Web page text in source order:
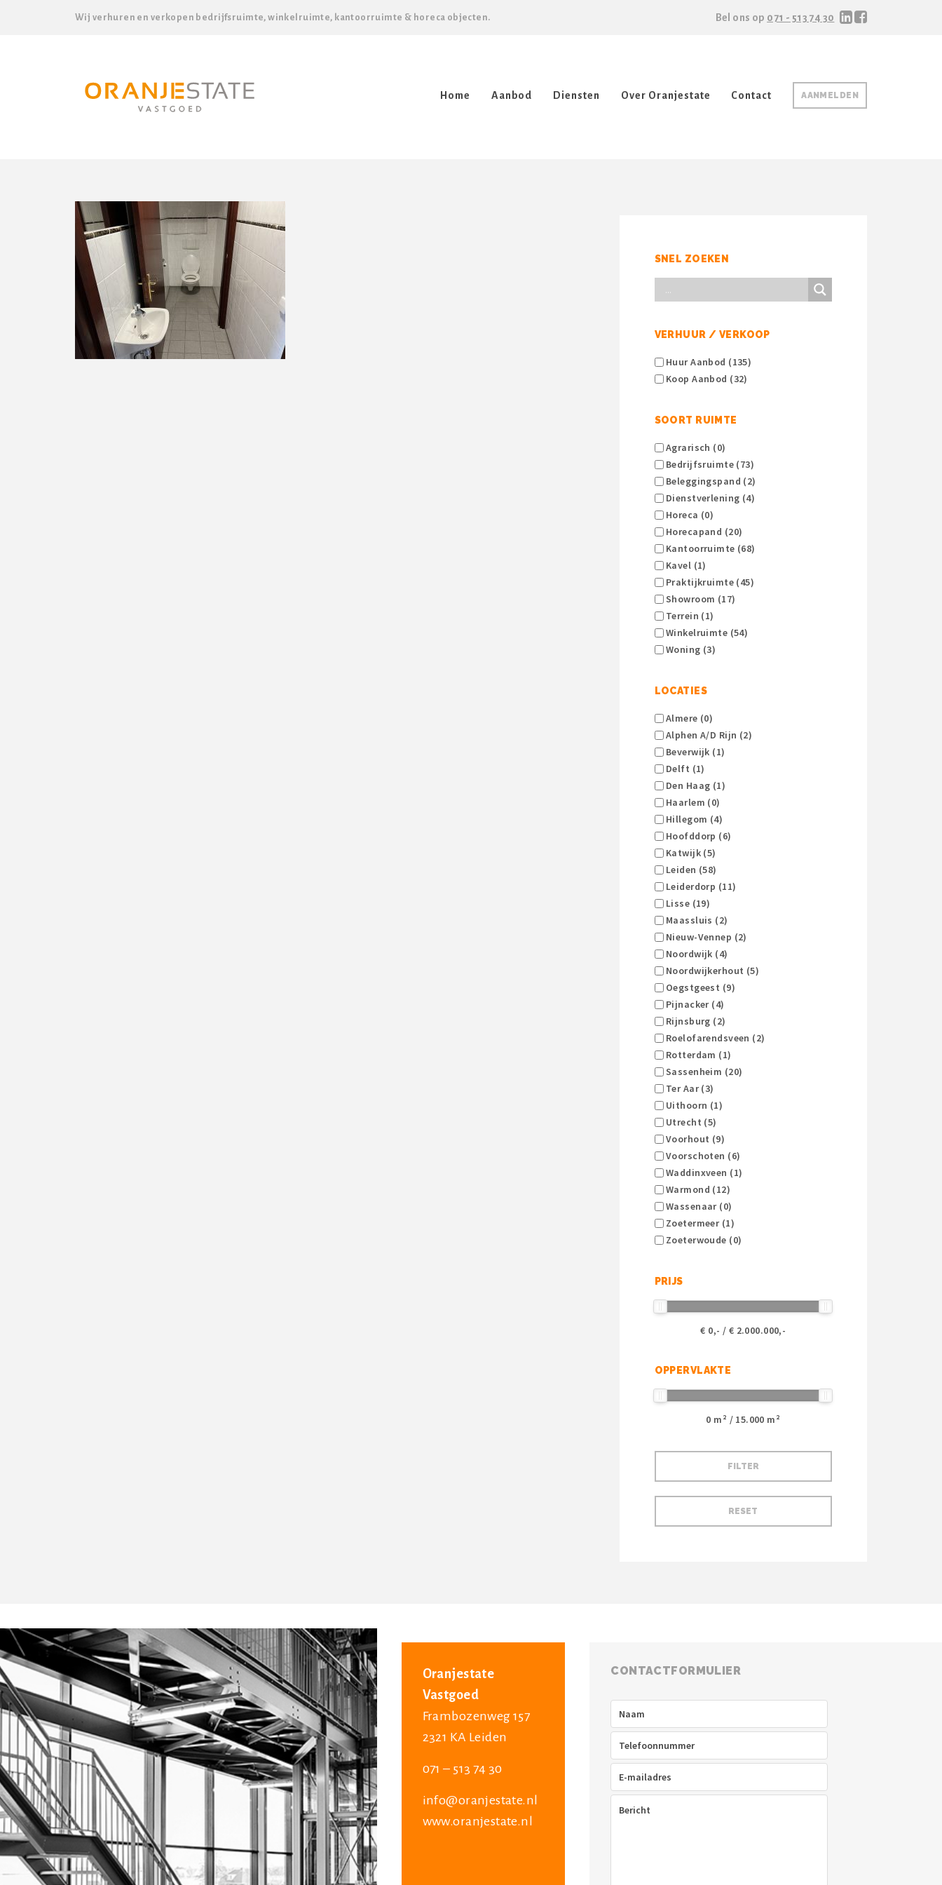
Wij verhuren en verkopen bedrijfsruimte, winkelruimte, kantoorruimte & horeca objecten. Bel ons op 071 - 513 74 30
AANMELDEN
Home Aanbod Diensten Over Oranjestate Contact
SNEL ZOEKEN
VERHUUR / VERKOOP
Huur Aanbod (135)
Koop Aanbod (32)
SOORT RUIMTE
Agrarisch (0)
Bedrijfsruimte (73)
Beleggingspand (2)
Dienstverlening (4)
Horeca (0)
Horecapand (20)
Kantoorruimte (68)
Kavel (1)
Praktijkruimte (45)
Showroom (17)
Terrein (1)
Winkelruimte (54)
Woning (3)
LOCATIES
Almere (0)
Alphen A/d Rijn (2)
Beverwijk (1)
Delft (1)
Den Haag (1)
Haarlem (0)
Hillegom (4)
Hoofddorp (6)
Katwijk (5)
Leiden (58)
Leiderdorp (11)
Lisse (19)
Maassluis (2)
Nieuw-Vennep (2)
Noordwijk (4)
Noordwijkerhout (5)
Oegstgeest (9)
Pijnacker (4)
Rijnsburg (2)
Roelofarendsveen (2)
Rotterdam (1)
Sassenheim (20)
Ter Aar (3)
Uithoorn (1)
Utrecht (5)
Voorhout (9)
Voorschoten (6)
Waddinxveen (1)
Warmond (12)
Wassenaar (0)
Zoetermeer (1)
Zoeterwoude (0)
PRIJS
€ 0,- / € 2.000.000,-
OPPERVLAKTE
0 m² / 15.000 m²
Oranjestate
Vastgoed
Frambozenweg 157
2321 KA Leiden
071 – 513 74 30
info@oranjestate.nl
www.oranjestate.nl
CONTACTFORMULIER
Telefoon
mailadres(Vereist)